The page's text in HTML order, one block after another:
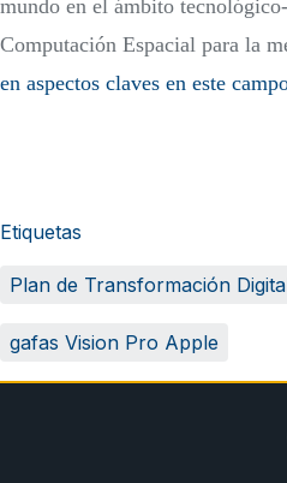
mundo en el ámbito
Computación Espacial para la
en aspectos claves en este
Etiquetas
Plan de Transformación
gafas Vision Pro Apple